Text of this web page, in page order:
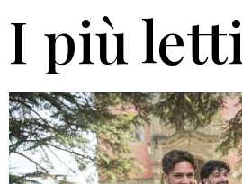
I più letti